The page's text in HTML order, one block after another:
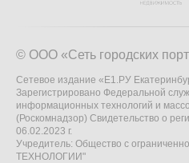
© ООО «Сеть городских
Сетевое издание «Е1.РУ
Зарегистрировано Федеральной
информационных технологий и
(Роскомнадзор) Свидетельство о
06.02.2023 г.
Учредитель: Общество с
ТЕХНОЛОГИИ"